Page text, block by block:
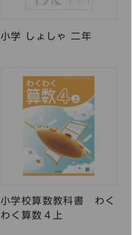
小学 しょしゃ 二年
小学校算数教科書 わく
わく算数４上